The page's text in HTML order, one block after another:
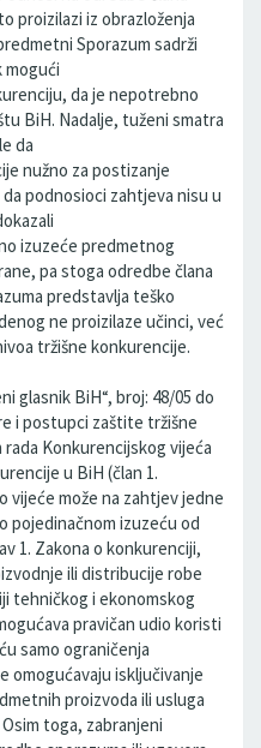
proizilazi iz obrazloženja
Sporazum sadrži
mogući
da je nepotrebno
BiH. Nadalje, tuženi smatra
da
nužno za postizanje
podnosioci zahtjeva nisu u
izuzeće predmetnog
pa stoga odredbe člana
predstavlja teško
ne proizilaze učinci, već
tržišne konkurencije.
glasnik BiH“, broj: 48/05 do
i postupci zaštite tržišne
Konkurencijskog vijeća
u BiH (član 1.
vijeće može na zahtjev jedne
pojedinačnom izuzeću od
1. Zakona o konkurenciji,
ili distribucije robe
tehničkog i ekonomskog
pravičan udio koristi
samo ograničenja
omogućavaju isključivanje
proizvoda ili usluga
toga, zabranjeni